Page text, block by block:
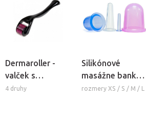
Dermaroller -
valček s
mikroihlami
4 druhy
Silikónové
masážne banky
Fabulo Bell
rozmery XS / S / M / L